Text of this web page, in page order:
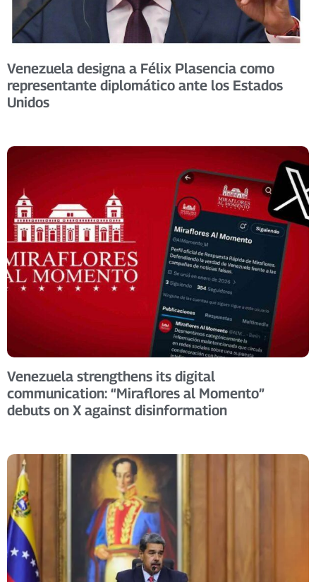
Venezuela designa a Félix Plasencia como
representante diplomático ante los Estados
Unidos
Venezuela strengthens its digital
communication: “Miraflores al Momento”
debuts on X against disinformation